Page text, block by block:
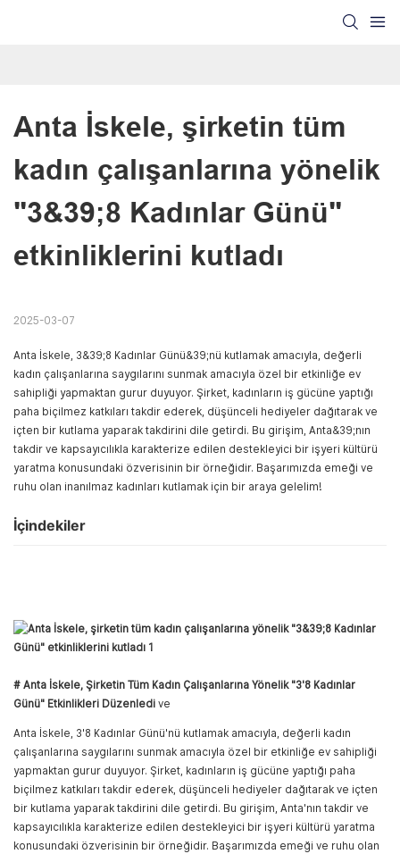
Anta İskele, şirketin tüm
kadın çalışanlarına yönelik
"3&39;8 Kadınlar Günü"
etkinliklerini kutladı
2025-03-07
Anta İskele, 3&39;8 Kadınlar Günü&39;nü kutlamak amacıyla, değerli
kadın çalışanlarına saygılarını sunmak amacıyla özel bir etkinliğe ev
sahipliği yapmaktan gurur duyuyor. Şirket, kadınların iş gücüne yaptığı
paha biçilmez katkıları takdir ederek, düşünceli hediyeler dağıtarak ve
içten bir kutlama yaparak takdirini dile getirdi. Bu girişim, Anta&39;nın
takdir ve kapsayıcılıkla karakterize edilen destekleyici bir işyeri kültürü
yaratma konusundaki özverisinin bir örneğidir. Başarımızda emeği ve
ruhu olan inanılmaz kadınları kutlamak için bir araya gelelim!
İçindekiler
# Anta İskele, Şirketin Tüm Kadın Çalışanlarına Yönelik "3'8 Kadınlar
Günü" Etkinlikleri Düzenledi ve
Anta İskele, 3'8 Kadınlar Günü'nü kutlamak amacıyla, değerli kadın
çalışanlarına saygılarını sunmak amacıyla özel bir etkinliğe ev sahipliği
yapmaktan gurur duyuyor. Şirket, kadınların iş gücüne yaptığı paha
biçilmez katkıları takdir ederek, düşünceli hediyeler dağıtarak ve içten
bir kutlama yaparak takdirini dile getirdi. Bu girişim, Anta'nın takdir ve
kapsayıcılıkla karakterize edilen destekleyici bir işyeri kültürü yaratma
konusundaki özverisinin bir örneğidir. Başarımızda emeği ve ruhu olan